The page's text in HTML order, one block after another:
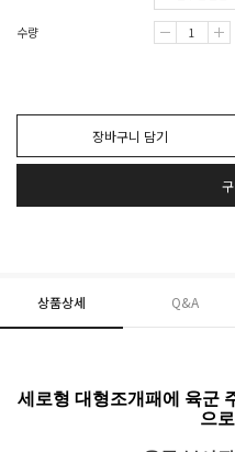
수량
장바구니 담기
상품상세 Q&A
세로형 대형조개패에 육군
으